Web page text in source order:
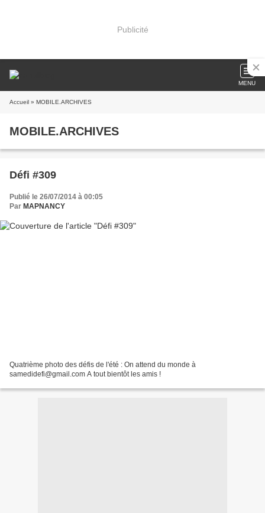
Publicité
MENU
Accueil » MOBILE.ARCHIVES
MOBILE.ARCHIVES
Défi #309
Publié le 26/07/2014 à 00:05
Par MAPNANCY
Quatrième photo des défis de l'été : On attend du monde à
samedidefi@gmail.com A tout bientôt les amis !